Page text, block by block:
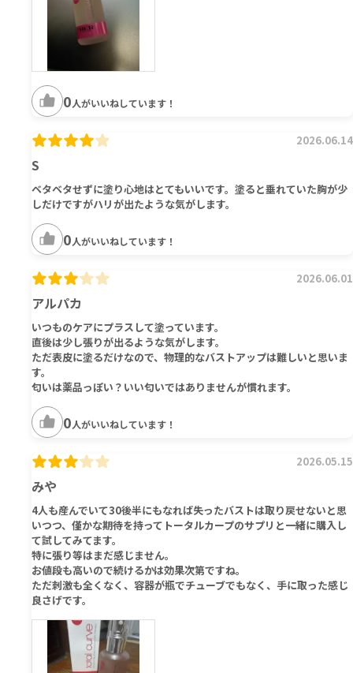
0人がいいねしています！
S
2026.06.14
ベタベタせずに塗り心地はとてもいいです。塗ると垂れていた胸が少
しだけですがハリが出たような気がします。
0人がいいねしています！
アルパカ
2026.06.01
いつものケアにプラスして塗っています。
直後は少し張りが出るような気がします。
ただ表皮に塗るだけなので、物理的なバストアップは難しいと思いま
す。
匂いは薬品っぽい？いい匂いではありませんが慣れます。
0人がいいねしています！
みや
2026.05.15
4人も産んでいて30後半にもなれば失ったバストは取り戻せないと思
いつつ、僅かな期待を持ってトータルカープのサプリと一緒に購入し
て試してみてます。
特に張り等はまだ感じません。
お値段も高いので続けるかは効果次第ですね。
ただ刺激も全くなく、容器が瓶でチューブでもなく、手に取った感じ
良さげです。